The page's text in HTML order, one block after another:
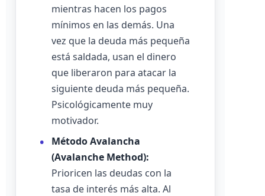
mientras hacen los pagos
mínimos en las demás. Una
vez que la deuda más pequeña
está saldada, usan el dinero
que liberaron para atacar la
siguiente deuda más pequeña.
Psicológicamente muy
motivador.
Método Avalancha
(Avalanche Method):
Prioricen las deudas con la
tasa de interés más alta. Al